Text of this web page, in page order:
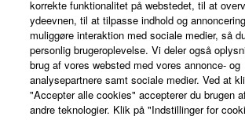
Danmark - English
Business
korrekte funktionalitet på webstedet, til at
ydeevnen, til at tilpasse indhold og
muliggøre interaktion med sociale medier, så
personlig brugeroplevelse. Vi deler også
brug af vores websted med vores annonce- og
analysepartnere samt sociale medier. Ved at
"Accepter alle cookies" accepterer du brugen
andre teknologier. Klik på "Indstillinger for